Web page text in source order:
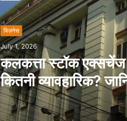
बिज़नेस
July 1, 2026
कलकत्ता स्टॉक एक्सचेंज
कितनी व्यावहारिक?
बाजार विशेषज्ञ